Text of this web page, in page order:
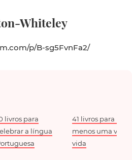
Whiteley
p/B-sg5FvnFa2/
livros para
a língua
41 livros para ler
menos uma vez
vida